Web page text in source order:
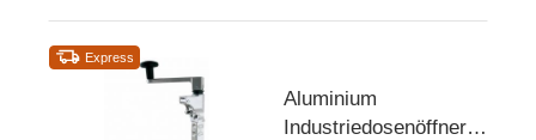
Express
Aluminium
Industriedosenöffner -